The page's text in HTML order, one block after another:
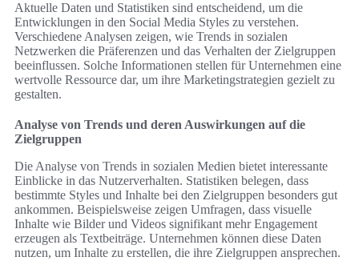
Aktuelle Daten und Statistiken sind entscheidend, um die
Entwicklungen in den Social Media Styles zu verstehen.
Verschiedene Analysen zeigen, wie Trends in sozialen
Netzwerken die Präferenzen und das Verhalten der Zielgruppen
beeinflussen. Solche Informationen stellen für Unternehmen eine
wertvolle Ressource dar, um ihre Marketingstrategien gezielt zu
gestalten.
Analyse von Trends und deren Auswirkungen auf die
Zielgruppen
Die Analyse von Trends in sozialen Medien bietet interessante
Einblicke in das Nutzerverhalten. Statistiken belegen, dass
bestimmte Styles und Inhalte bei den Zielgruppen besonders gut
ankommen. Beispielsweise zeigen Umfragen, dass visuelle
Inhalte wie Bilder und Videos signifikant mehr Engagement
erzeugen als Textbeiträge. Unternehmen können diese Daten
nutzen, um Inhalte zu erstellen, die ihre Zielgruppen ansprechen.